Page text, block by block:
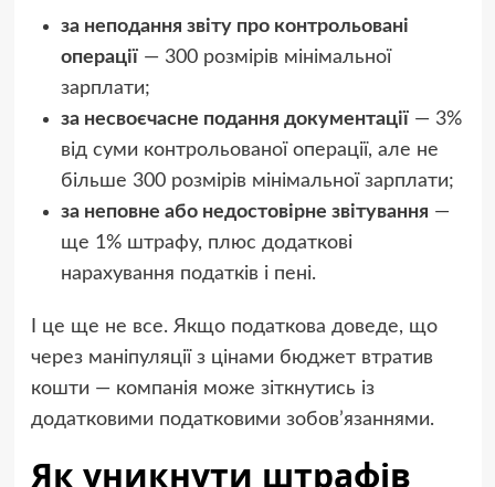
за неподання звіту про контрольовані
операції— 300 розмірів мінімальної
зарплати;
за несвоєчасне подання документації— 3%
від суми контрольованої операції, але не
більше 300 розмірів мінімальної зарплати;
за неповне або недостовірне звітування —
ще 1% штрафу, плюс додаткові
нарахування податків і пені.
І це ще не все. Якщо податкова доведе, що
через маніпуляції з цінами бюджет втратив
кошти — компанія може зіткнутись із
додатковими податковими зобов’язаннями.
Як уникнути штрафів